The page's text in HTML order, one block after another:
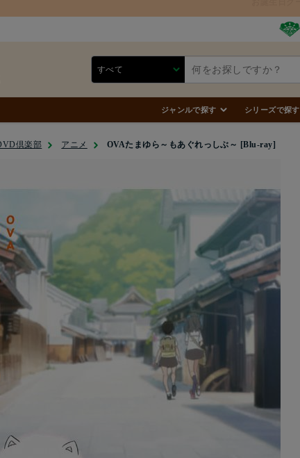
ジャンルで探す シリーズで探す
倶楽部 アニメ OVAたまゆら～もあぐれっしぶ～ [Blu-ray]